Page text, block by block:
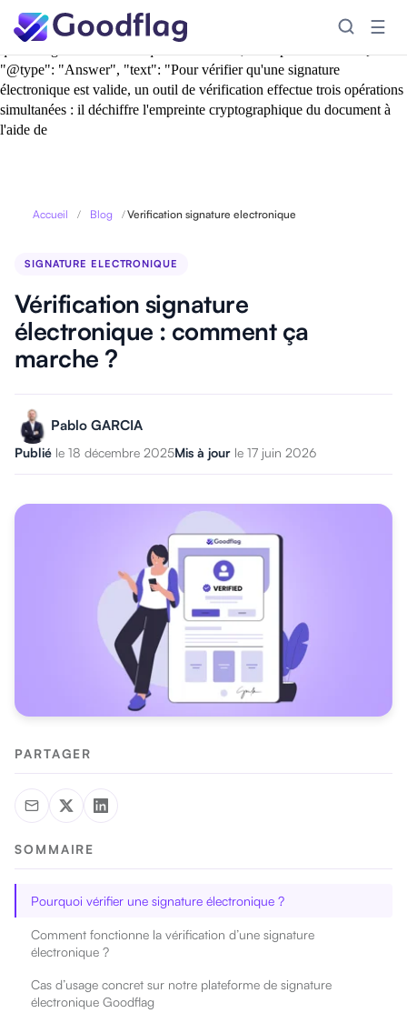
{ "@context": "https://schema.org", "@type": "FAQPage",
"mainEntity": [ { "@type": "Question", "name": "Comment vérifier
"@type": "Answer", "text": "Pour vérifier qu'une signature
électronique est valide, un outil de vérification effectue trois opérations
simultanées : il déchiffre l'empreinte cryptographique du document à
l'aide de
☰
Accueil / Blog /Verification signature electronique
SIGNATURE ELECTRONIQUE
Vérification signature
électronique : comment ça
marche ?
Pablo GARCIA
Publié le 18 décembre 2025Mis à jour le 17 juin 2026
PARTAGER
SOMMAIRE
Pourquoi vérifier une signature électronique ?
Comment fonctionne la vérification d’une signature
électronique ?
Cas d’usage concret sur notre plateforme de signature
électronique Goodflag